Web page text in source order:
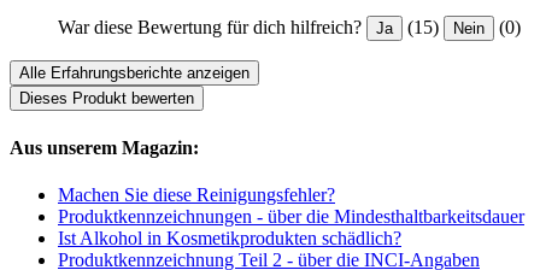
War diese Bewertung für dich hilfreich? Ja (15) Nein (0)
Alle Erfahrungsberichte anzeigen
Dieses Produkt bewerten
Aus unserem Magazin:
Machen Sie diese Reinigungsfehler?
Produktkennzeichnungen - über die Mindesthaltbarkeitsdauer
Ist Alkohol in Kosmetikprodukten schädlich?
Produktkennzeichnung Teil 2 - über die INCI-Angaben